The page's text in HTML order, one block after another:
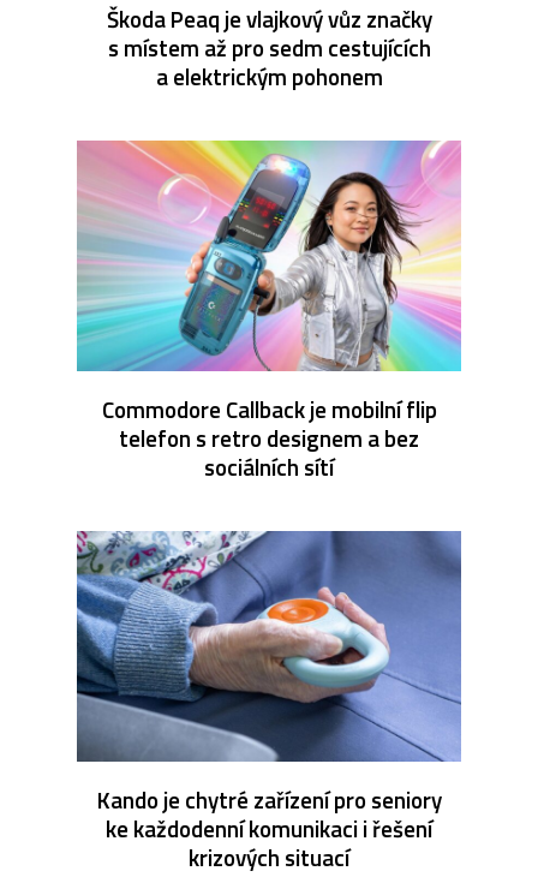
Škoda Peaq je vlajkový vůz značky
s místem až pro sedm cestujících
a elektrickým pohonem
Commodore Callback je mobilní flip
telefon s retro designem a bez
sociálních sítí
Kando je chytré zařízení pro seniory
ke každodenní komunikaci i řešení
krizových situací